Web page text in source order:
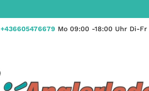
+436605476679 Mo 09:00 -18:00 Uhr Di-